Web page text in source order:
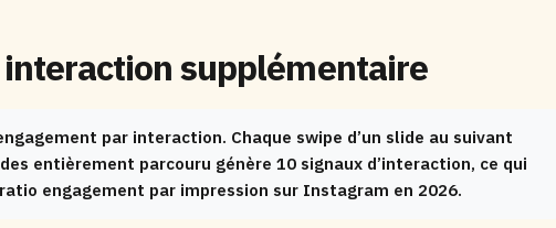
supplémentaire
par interaction. Chaque swipe d’un slide au suivant
entièrement parcouru génère 10 signaux d’interaction, ce qui
engagement par impression sur Instagram en 2026.